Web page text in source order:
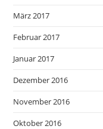
März 2017
Februar 2017
Januar 2017
Dezember 2016
November 2016
Oktober 2016